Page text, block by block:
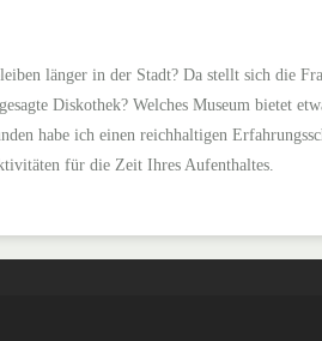
länger in der Stadt? Da stellt sich die
Diskothek? Welches Museum bietet
habe ich einen reichhaltigen
für die Zeit Ihres Aufenthaltes.